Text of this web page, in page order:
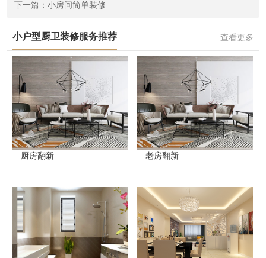
下一篇：小房间简单装修
小户型厨卫装修服务推荐 查看更多
厨房翻新 老房翻新